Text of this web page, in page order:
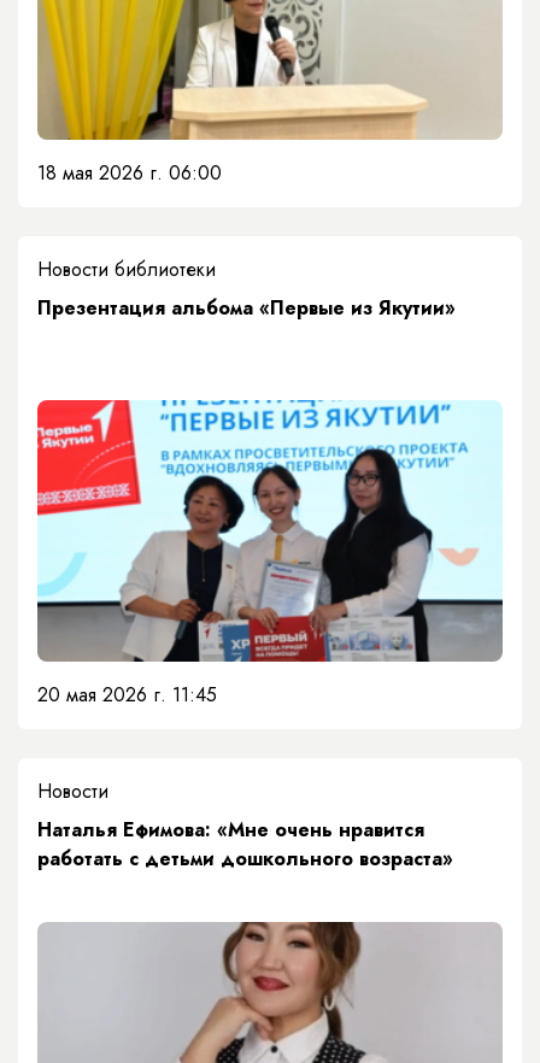
18 мая 2026 г. 06:00
Новости библиотеки
Презентация альбома «Первые из Якутии»
20 мая 2026 г. 11:45
Новости
Наталья Ефимова: «Мне очень нравится
работать с детьми дошкольного возраста»